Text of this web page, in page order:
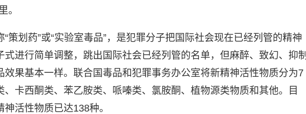
。
策划药”或“实验室毒品”，是犯罪分子把国际社会现在已经列管的精神
式进行简单调整，跳出国际社会已经列管的名单，但麻醉、致幻、抑制
效果基本一样。联合国毒品和犯罪事务办公室将新精神活性物质分为7
、卡西酮类、苯乙胺类、哌嗪类、氯胺酮、植物源类物质和其他。目
活性物质已达138种。